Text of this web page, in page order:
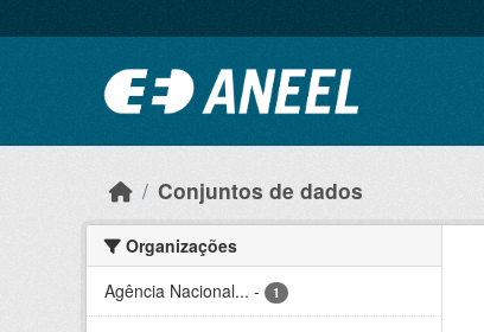
Conjuntos de dados
Organizações
Agência Nacional... - 1